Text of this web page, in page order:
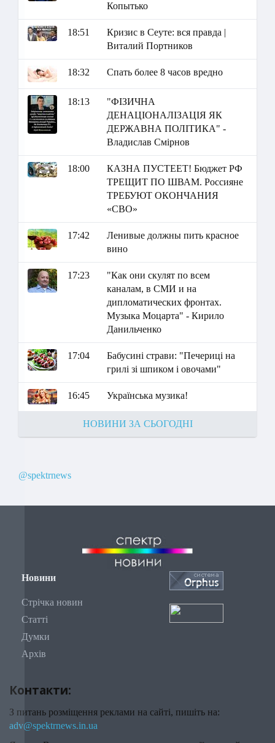
Копытько
18:51
Кризис в Сеуте: вся правда |
Виталий Портников
18:32 Спать более 8 часов вредно
18:13
"ФІЗИЧНА
ДЕНАЦІОНАЛІЗАЦІЯ ЯК
ДЕРЖАВНА ПОЛІТИКА" -
Владислав Смірнов
18:00
КАЗНА ПУСТЕЕТ! Бюджет РФ
ТРЕЩИТ ПО ШВАМ. Россияне
ТРЕБУЮТ ОКОНЧАНИЯ
«СВО»
17:42
Ленивые должны пить красное
вино
17:23
"Как они скулят по всем
каналам, в СМИ и на
дипломатических фронтах.
Музыка Моцарта" - Кирило
Данильченко
17:04
Бабусині страви: "Печериці на
грилі зі шпиком і овочами"
16:45 Українська музика!
НОВИНИ ЗА СЬОГОДНІ
@spektrnews
Новини
Стрічка новин
Статті
Думки
Архів
Контакти:
З питань розміщення реклами на сайті, пишіть на:
adv@spektrnews.in.ua